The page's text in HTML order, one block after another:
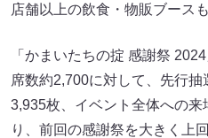
店舗以上の飲食・物販ブース
「かまいたちの掟 感謝祭
席数約2,700に対して、先行
3,935枚、イベント全体への
り、前回の感謝祭を大きく上